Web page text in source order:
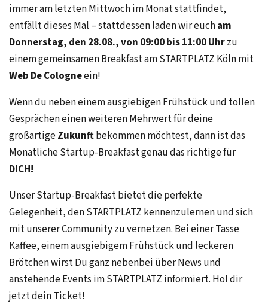
immer am letzten Mittwoch im Monat stattfindet,
entfällt dieses Mal – stattdessen laden wir eucham
Donnerstag, den 28.08., von 09:00 bis 11:00 Uhrzu
einem gemeinsamen Breakfast am STARTPLATZ Köln mit
Web De Cologneein!
Wenn du neben einem ausgiebigen Frühstück und tollen
Gesprächen einen weiteren Mehrwert für deine
großartigeZukunftbekommen möchtest, dann ist das
Monatliche Startup-Breakfast genau das richtige für
DICH!
Unser Startup-Breakfast bietet die perfekte
Gelegenheit, den STARTPLATZ kennenzulernen und sich
mit unserer Community zu vernetzen. Bei einer Tasse
Kaffee, einem ausgiebigem Frühstück und leckeren
Brötchen wirst Du ganz nebenbei über News und
anstehende Events im STARTPLATZ informiert. Hol dir
jetzt dein Ticket!